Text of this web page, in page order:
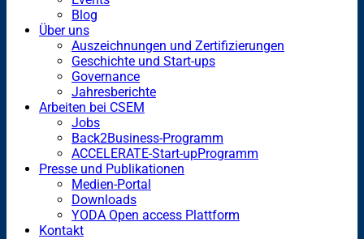
Blog
Über uns
Auszeichnungen und Zertifizierungen
Geschichte und Start-ups
Governance
Jahresberichte
Arbeiten bei CSEM
Jobs
Back2Business-Programm
ACCELERATE-Start-upProgramm
Presse und Publikationen
Medien-Portal
Downloads
YODA Open access Plattform
Kontakt